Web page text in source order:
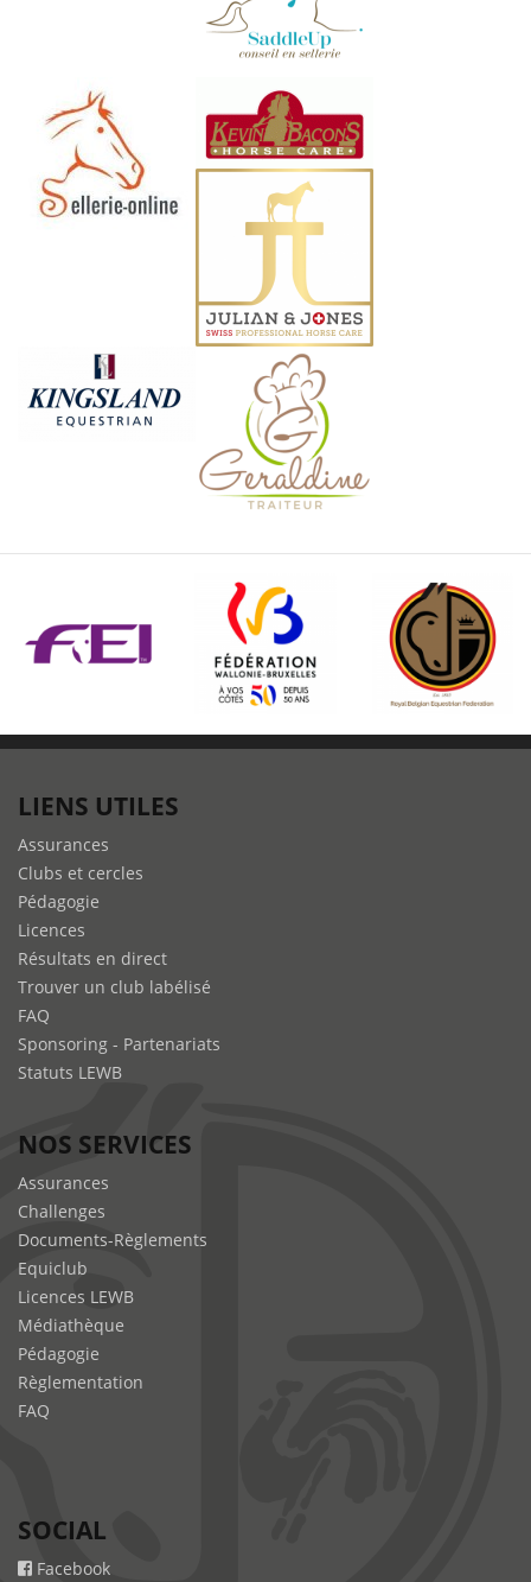
LIENS UTILES
Assurances
Clubs et cercles
Pédagogie
Licences
Résultats en direct
Trouver un club labélisé
FAQ
Sponsoring - Partenariats
Statuts LEWB
NOS SERVICES
Assurances
Challenges
Documents-Règlements
Equiclub
Licences LEWB
Médiathèque
Pédagogie
Règlementation
FAQ
SOCIAL
Facebook